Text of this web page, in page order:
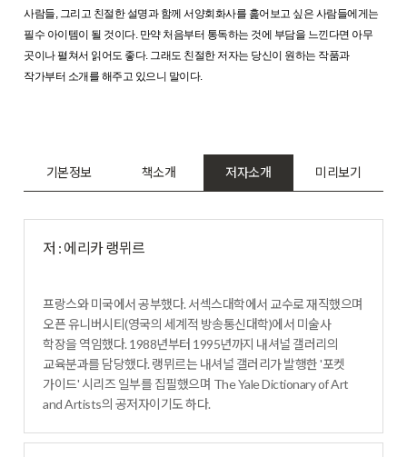
사람들, 그리고 친절한 설명과 함께 서양회화사를 훑어보고 싶은 사람들에게는
필수 아이템이 될 것이다. 만약 처음부터 통독하는 것에 부담을 느낀다면 아무
곳이나 펼쳐서 읽어도 좋다. 그래도 친절한 저자는 당신이 원하는 작품과
작가부터 소개를 해주고 있으니 말이다.
기본정보 책소개 저자소개 미리보기
저 : 에리카 랭뮈르
프랑스와 미국에서 공부했다. 서섹스대학에서 교수로 재직했으며
오픈 유니버시티(영국의 세계적 방송통신대학)에서 미술사
학장을 역임했다. 1988년부터 1995년까지 내셔널 갤러리의
교육분과를 담당했다. 랭뮈르는 내셔널 갤러리가 발행한 '포켓
가이드' 시리즈 일부를 집필했으며 The Yale Dictionary of Art
and Artists의 공저자이기도 하다.